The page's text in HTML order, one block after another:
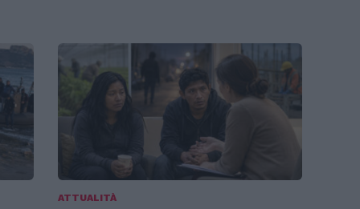
ATTUALITÀ